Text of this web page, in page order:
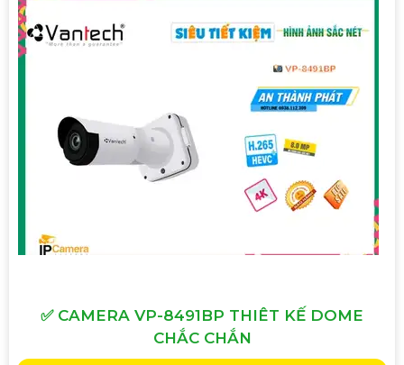
✅ CAMERA VP-8491BP THIÊT KẾ DOME
CHẮC CHẮN